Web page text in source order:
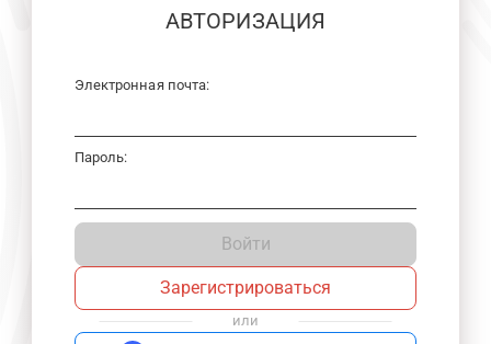
АВТОРИЗАЦИЯ
Электронная почта:
Пароль:
Войти
Зарегистрироваться
или